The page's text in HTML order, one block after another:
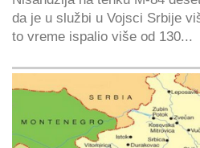
da je u službi u Vojsci Srbije
to vreme ispalio više od 130...